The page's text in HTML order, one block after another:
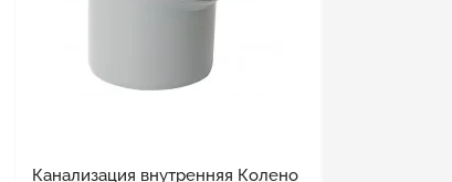
Канализация внутренняя Колено